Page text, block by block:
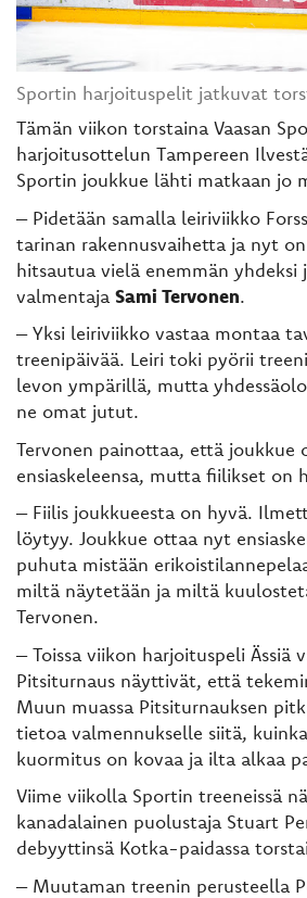
Sportin harjoituspelit jatkuvat
Tämän viikon torstaina Vaasan
harjoitusottelun Tampereen
Sportin joukkue lähti matkaan jo
– Pidetään samalla leiriviikko
tarinan rakennusvaihetta ja nyt
hitsautua vielä enemmän yhdeksi
valmentaja Sami Tervonen.
– Yksi leiriviikko vastaa montaa
treenipäivää. Leiri toki pyörii
levon ympärillä, mutta
ne omat jutut.
Tervonen painottaa, että joukkue
ensiaskeleensa, mutta fiilikset on
– Fiilis joukkueesta on hyvä.
löytyy. Joukkue ottaa nyt
puhuta mistään
miltä näytetään ja miltä
Tervonen.
– Toissa viikon harjoituspeli Ässiä
Pitsiturnaus näyttivät, että
Muun muassa Pitsiturnauksen
tietoa valmennukselle siitä,
kuormitus on kovaa ja ilta alkaa
Viime viikolla Sportin treeneissä
kanadalainen puolustaja Stuart
debyyttinsä Kotka-paidassa
– Muutaman treenin perusteella